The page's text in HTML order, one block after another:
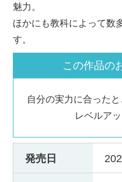
魅力。
ほかにも教科によって数
す。
この作品の
自分の実力に合った
レベルア
発売日